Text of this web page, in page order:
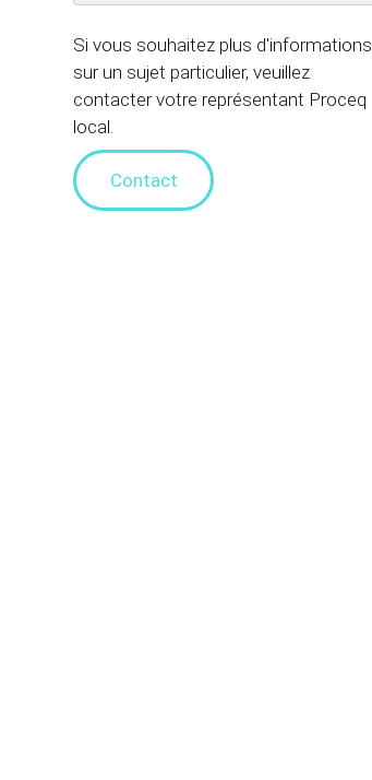
Si vous souhaitez plus d'informations
sur un sujet particulier, veuillez
contacter votre représentant Proceq
local.
Contact